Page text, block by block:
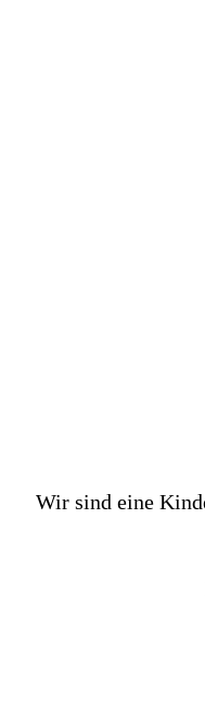
Wir sind eine